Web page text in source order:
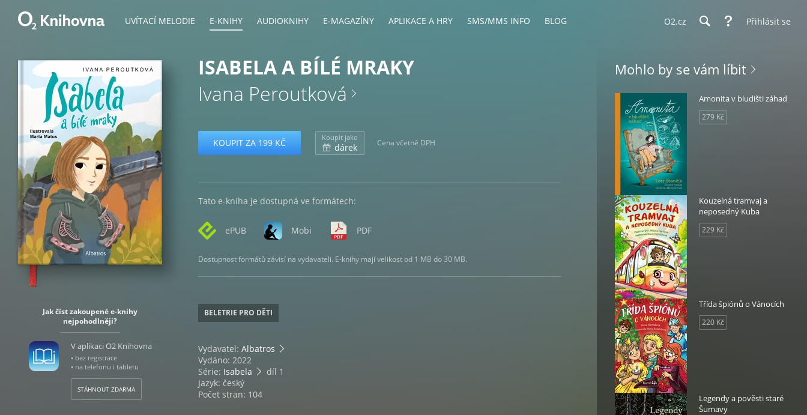
UVÍTACÍ MELODIE E-KNIHY AUDIOKNIHY E-MAGAZÍNY APLIKACE A HRY SMS/MMS INFO BLOG O2.cz Přihlásit se
Jak číst zakoupené e-knihy
nejpohodlněji?
V aplikaci O2 Knihovna
• bez registrace
• na telefonu i tabletu
STÁHNOUT ZDARMA
ISABELA A BÍLÉ MRAKY
Ivana Peroutková
KOUPIT ZA 199 KČ Koupit jako
dárek Cena včetně DPH
Tato e-kniha je dostupná ve formátech:
ePUB Mobi PDF
Dostupnost formátů závisí na vydavateli. E-knihy mají velikost od 1 MB do 30 MB.
BELETRIE PRO DĚTI
Vydavatel: Albatros
Vydáno: 2022
Série: Isabela
díl 1
Jazyk: český
Počet stran: 104
Mohlo by se vám líbit
Amonita v bludišti záhad
279 Kč
Kouzelná tramvaj a
neposedný Kuba
229 Kč
Třída špiónů o Vánocích
220 Kč
Legendy a pověsti staré
Šumavy